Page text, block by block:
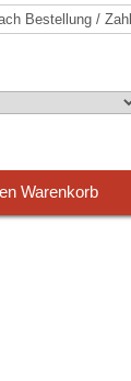
Bestellung /
Warenkorb